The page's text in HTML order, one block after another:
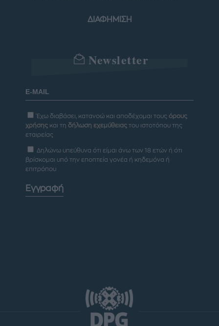
ΔΙΑΦΗΜΙΣΗ
Newsletter
Έχω διαβάσει, κατανοώ και αποδέχομαι τους όρους
χρήσης και τη δήλωση εχεμύθειας του ιστοτόπου της
εταιρείας
Δηλώνω υπεύθυνα ότι είμαι άνω των 18 ετών ή ότι
βρίσκομαι υπό την εποπτεία γονέα ή κηδεμόνα ή
επιτρόπου
Εγγραφή